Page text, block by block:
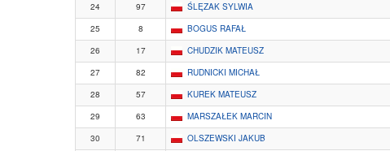
24
97 ŚLĘZAK SYLWIA
25
8 BOGUS RAFAŁ
26
17 CHUDZIK MATEUSZ
27
82 RUDNICKI MICHAŁ
28
57 KUREK MATEUSZ
29
63 MARSZAŁEK MARCIN
30
71 OLSZEWSKI JAKUB